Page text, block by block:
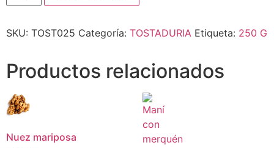
SKU: TOST025 Categoría: TOSTADURIA Etiqueta: 250 G
Productos relacionados
Nuez mariposa